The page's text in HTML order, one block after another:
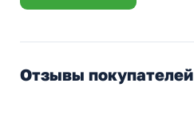
Отзывы покупателей